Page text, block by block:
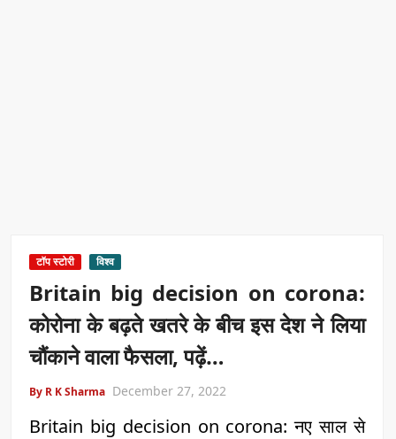
टॉप स्टोरी विश्व
Britain big decision on corona:
कोरोना के बढ़ते खतरे के बीच इस देश ने लिया
चौंकाने वाला फैसला, पढ़ें…
By R K Sharma December 27, 2022
Britain big decision on corona: नए साल से